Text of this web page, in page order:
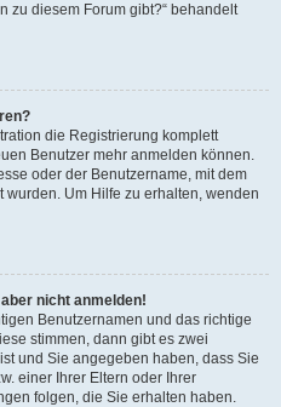
zu diesem Forum gibt?“ behandelt
die Registrierung komplett
Benutzer mehr anmelden können.
oder der Benutzername, mit dem
Um Hilfe zu erhalten, wenden
nicht anmelden!
Benutzernamen und das richtige
stimmen, dann gibt es zwei
und Sie angegeben haben, dass Sie
einer Ihrer Eltern oder Ihrer
folgen, die Sie erhalten haben.